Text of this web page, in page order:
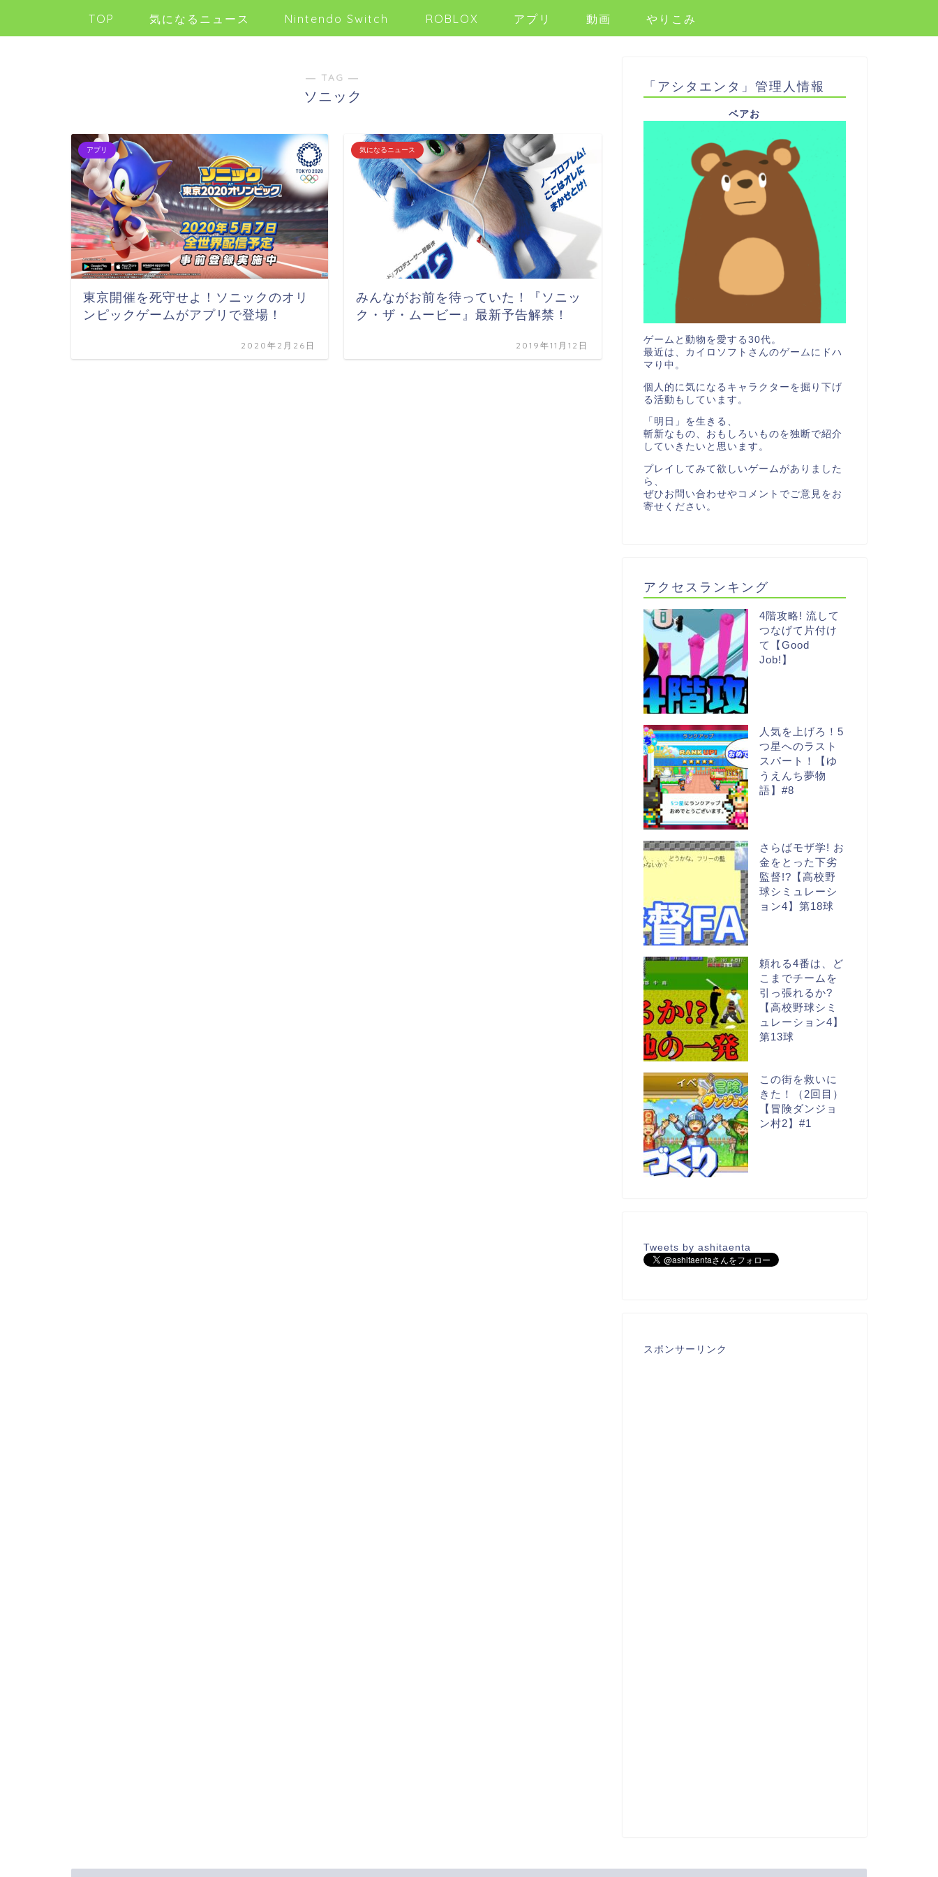
TOP 気になるニュース Nintendo Switch ROBLOX アプリ 動画 やりこみ
― TAG ―
ソニック
アプリ
東京開催を死守せよ！ソニックのオリ
ンピックゲームがアプリで登場！
2020年2月26日
気になるニュース
みんながお前を待っていた！『ソニッ
ク・ザ・ムービー』最新予告解禁！
2019年11月12日
「アシタエンタ」管理人情報
ベアお
ゲームと動物を愛する30代。
最近は、カイロソフトさんのゲームにドハ
マり中。
個人的に気になるキャラクターを掘り下げ
る活動もしています。
「明日」を生きる、
斬新なもの、おもしろいものを独断で紹介
していきたいと思います。
プレイしてみて欲しいゲームがありました
ら、
ぜひお問い合わせやコメントでご意見をお
寄せください。
アクセスランキング
4階攻略! 流して
つなげて片付け
て【Good
Job!】
人気を上げろ！5
つ星へのラスト
スパート！【ゆ
うえんち夢物
語】#8
さらばモザ学! お
金をとった下劣
監督!?【高校野
球シミュレーシ
ョン4】第18球
頼れる4番は、ど
こまでチームを
引っ張れるか?
【高校野球シミ
ュレーション4】
第13球
この街を救いに
きた！（2回目）
【冒険ダンジョ
ン村2】#1
Tweets by ashitaenta
スポンサーリンク